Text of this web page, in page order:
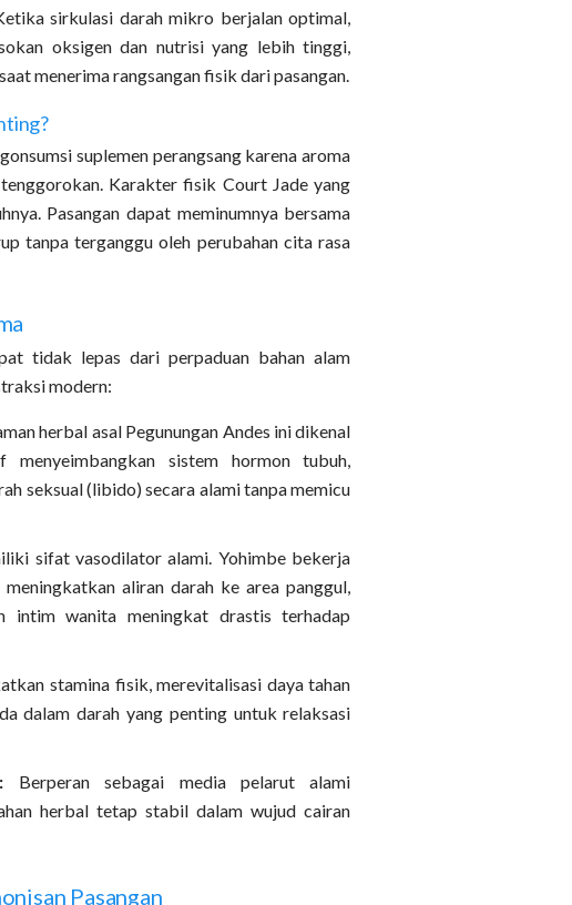
sirkulasi darah mikro berjalan optimal,
oksigen dan nutrisi yang lebih tinggi,
menerima rangsangan fisik dari pasangan.
suplemen perangsang karena aroma
Karakter fisik Court Jade yang
Pasangan dapat meminumnya bersama
tanpa terganggu oleh perubahan cita rasa
tidak lepas dari perpaduan bahan alam
modern:
herbal asal Pegunungan Andes ini dikenal
sistem hormon tubuh,
seksual (libido) secara alami tanpa memicu
sifat vasodilator alami. Yohimbe bekerja
aliran darah ke area panggul,
intim wanita meningkat drastis terhadap
stamina fisik, merevitalisasi daya tahan
dalam darah yang penting untuk relaksasi
Berperan sebagai media pelarut alami
herbal tetap stabil dalam wujud cairan
Pasangan